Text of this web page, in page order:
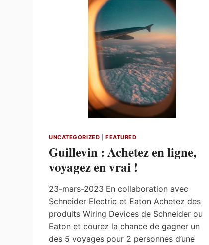
UNCATEGORIZED FEATURED
Guillevin : Achetez en ligne,
voyagez en vrai !
23-mars-2023 En collaboration avec
Schneider Electric et Eaton Achetez des
produits Wiring Devices de Schneider ou
Eaton et courez la chance de gagner un
des 5 voyages pour 2 personnes d’une